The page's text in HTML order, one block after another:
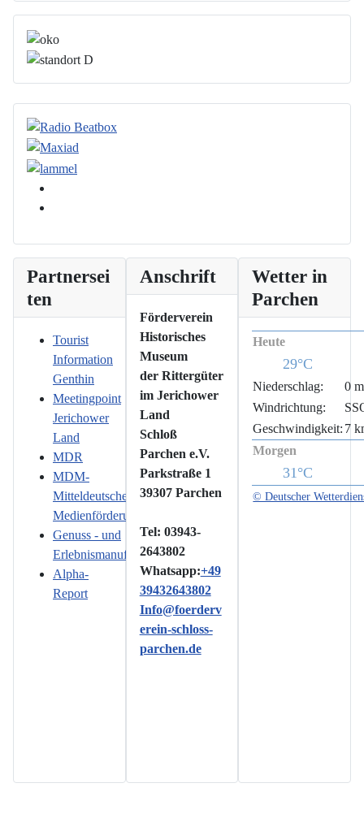
Partnersei
ten
Tourist
Information
Genthin
Meetingpoint
Jerichower
Land
MDR
MDM-
Mitteldeutsche
Medienförderung
Genuss - und
Erlebnismanufaktur
Alpha-
Report
Anschrift
Förderverein
Historisches
Museum
der Rittergüter
im Jerichower
Land
Schloß
Parchen e.V.
Parkstraße 1
39307 Parchen
Tel: 03943-
2643802
Whatsapp:+49
39432643802
Info@foerderv
erein-schloss-
parchen.de
Wetter in
Parchen
Heute
29°C
Niederschlag:
0
Windrichtung:
Geschwindigkeit: 7
Morgen
31°C
© Deutscher